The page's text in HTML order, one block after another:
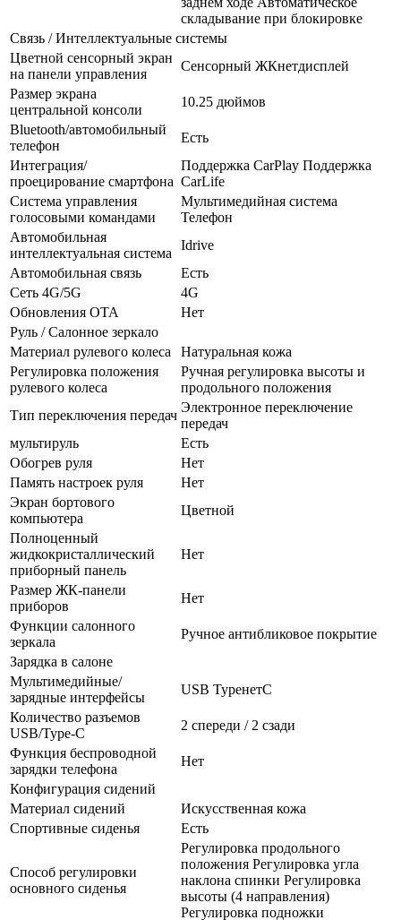
складывание при блокировке
Связь / Интеллектуальные системы
Цветной сенсорный экран
на панели управления
Сенсорный ЖКнетдисплей
Размер экрана
центральной консоли
10.25 дюймов
Bluetooth/автомобильный
телефон
Есть
Интеграция/
проецирование смартфона
Поддержка CarPlay Поддержка
CarLife
Система управления
голосовыми командами
Мультимедийная система
Телефон
Автомобильная
интеллектуальная система
Idrive
Автомобильная связь
Есть
Сеть 4G/5G
4G
Обновления OTA
Нет
Руль / Салонное зеркало
Материал рулевого колеса
Натуральная кожа
Регулировка положения
рулевого колеса
Ручная регулировка высоты и
продольного положения
Тип переключения передач
Электронное переключение
передач
мультируль
Есть
Обогрев руля
Нет
Память настроек руля
Нет
Экран бортового
компьютера
Цветной
Полноценный
жидкокристаллический
приборный панель
Нет
Размер ЖК-панели
приборов
Нет
Функции салонного
зеркала
Ручное антибликовое покрытие
Зарядка в салоне
Мультимедийные/
зарядные интерфейсы
USB TypeнетC
Количество разъемов
USB/Type-C
2 спереди / 2 сзади
Функция беспроводной
зарядки телефона
Нет
Конфигурация сидений
Материал сидений
Искусственная кожа
Спортивные сиденья
Есть
Способ регулировки
основного сиденья
Регулировка продольного
положения Регулировка угла
наклона спинки Регулировка
высоты (4 направления)
Регулировка подножки